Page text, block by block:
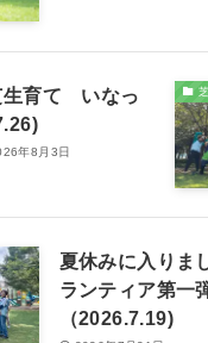
育て いなっ
年8月3日
夏休みに入りま
ランティア第一
（2026.7.19)